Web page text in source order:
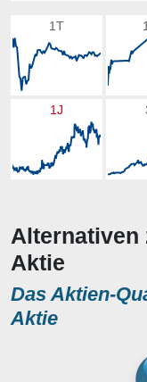
1T
1J
Alternativen
Aktie
Das Aktien-
Aktie